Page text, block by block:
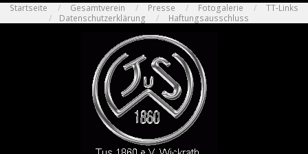
Skip
to
Startseite Gesamtverein Presse Fotogalerie
TT-Links
Datenschutzerklärung
Haftungsausschluss